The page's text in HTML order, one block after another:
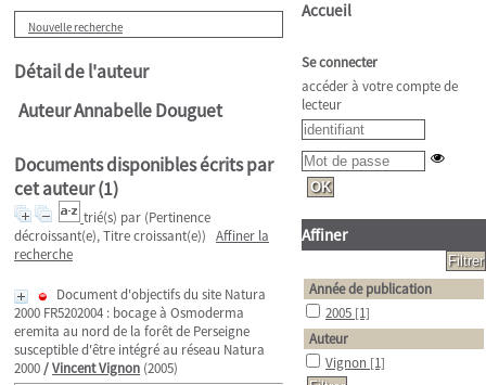
Nouvelle recherche
Détail de l'auteur
Auteur Annabelle Douguet
Documents disponibles écrits par
cet auteur (1)
trié(s) par (Pertinence
décroissant(e), Titre croissant(e)) Affiner la
recherche
Document d'objectifs du site Natura
2000 FR5202004 : bocage à Osmoderma
eremita au nord de la forêt de Perseigne
susceptible d'être intégré au réseau Natura
2000/Vincent Vignon (2005)
Accueil
Se connecter
accéder à votre compte de
lecteur
Affiner
Année de publication
2005 [1]
Auteur
Vignon [1]